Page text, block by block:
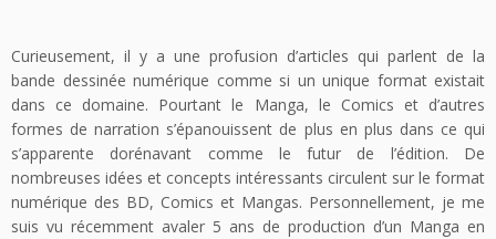
Curieusement, il y a une profusion d’articles qui parlent de la
bande dessinée numérique comme si un unique format existait
dans ce domaine. Pourtant le Manga, le Comics et d’autres
formes de narration s’épanouissent de plus en plus dans ce qui
s’apparente dorénavant comme le futur de l’édition. De
nombreuses idées et concepts intéressants circulent sur le format
numérique des BD, Comics et Mangas. Personnellement, je me
suis vu récemment avaler 5 ans de production d’un Manga en